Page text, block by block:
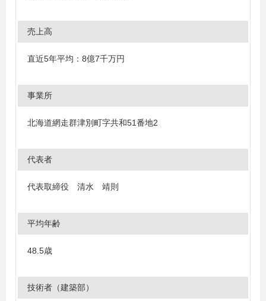
売上高
直近5年平均：8億7千万円
事業所
北海道網走群津別町字共和51番地2
代表者
代表取締役 清水 靖則
平均年齢
48.5歳
技術者（建築部）